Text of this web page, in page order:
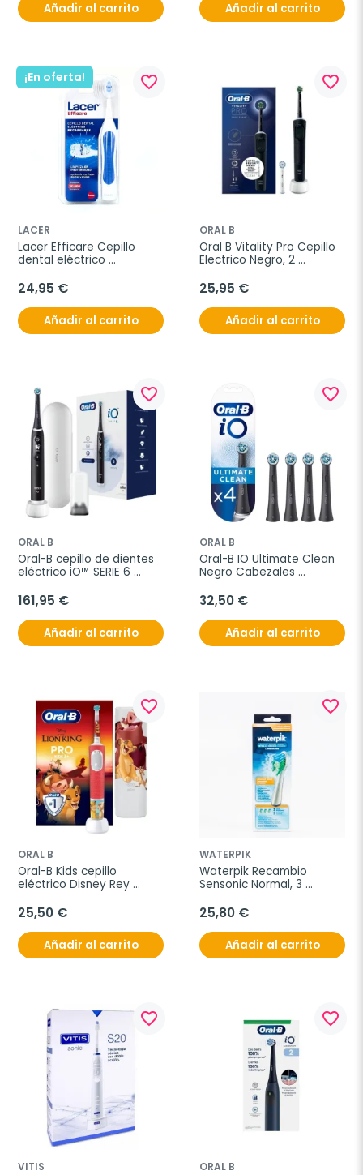
Añadir al carrito Añadir al carrito
¡En oferta! favorite_border
LACER
Lacer Efficare Cepillo
dental eléctrico
24,95 €
Añadir al carrito
favorite_border
ORAL B
Oral B Vitality Pro Cepillo
Electrico Negro, 2
25,95 €
Añadir al carrito
favorite_border
ORAL B
Oral-B cepillo de dientes
eléctrico iO™ SERIE 6
161,95 €
Añadir al carrito
favorite_border
ORAL B
Oral-B IO Ultimate Clean
Negro Cabezales
32,50 €
Añadir al carrito
favorite_border
ORAL B
Oral-B Kids cepillo
eléctrico Disney Rey
25,50 €
Añadir al carrito
favorite_border
WATERPIK
Waterpik Recambio
Sensonic Normal, 3
Cabezal
25,80 €
Añadir al carrito
favorite_border
VITIS
favorite_border
ORAL B